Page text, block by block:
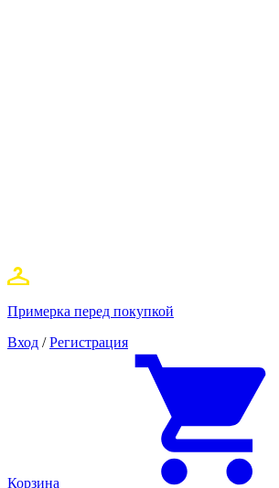
Примерка перед покупкой
Вход / Регистрация
Корзина